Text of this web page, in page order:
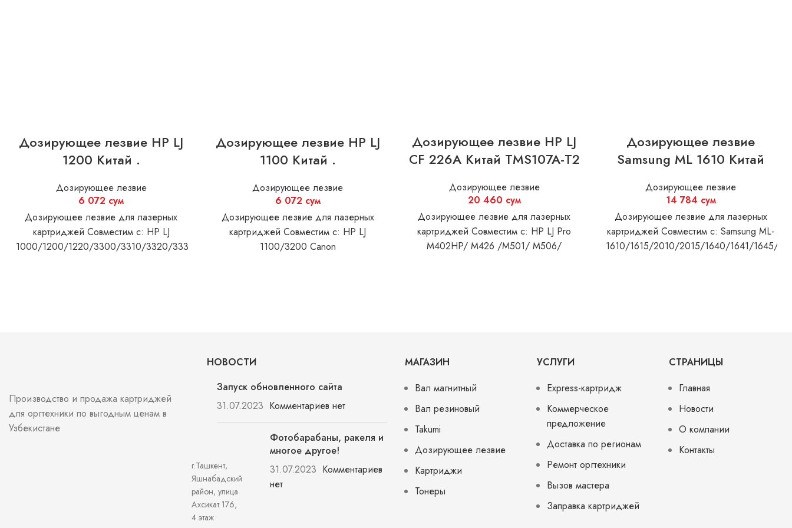
Дозирующее лезвие HP LJ
1200 Китай .
Дозирующее лезвие
6 072 сум
Дозирующее лезвие для лазерных
картриджей Совместим с: HP LJ
1000/1200/1220/3300/3310/3320/3330/3380
Дозирующее лезвие HP LJ
1100 Китай .
Дозирующее лезвие
6 072 сум
Дозирующее лезвие для лазерных
картриджей Совместим с: HP LJ
1100/3200 Canon
Дозирующее лезвие HP LJ
CF 226A Китай TMS107A-T2
Дозирующее лезвие
20 460 сум
Дозирующее лезвие для лазерных
картриджей Совместим с: HP LJ Pro
M402HP/ M426 /M501/ M506/
Дозирующее лезвие
Samsung ML 1610 Китай
Дозирующее лезвие
14 784 сум
Дозирующее лезвие для лазерных
картриджей Совместим с: Samsung ML-
1610/1615/2010/2015/1640/1641/1645/
Производство и продажа картриджей
для оргтехники по выгодным ценам в
Узбекистане
г.Ташкент,
Яшнабадский
район, улица
Ахсикат 176,
4 этаж
НОВОСТИ
Запуск обновленного сайта
31.07.2023 Комментариев нет
Фотобарабаны, ракеля и
многое другое!
31.07.2023 Комментариев
нет
МАГАЗИН
Вал магнитный
Вал резиновый
Takumi
Дозирующее лезвие
Картриджи
Тонеры
УСЛУГИ
Express-картридж
Коммерческое
предложение
Доставка по регионам
Ремонт оргтехники
Вызов мастера
Заправка картриджей
СТРАНИЦЫ
Главная
Новости
О компании
Контакты